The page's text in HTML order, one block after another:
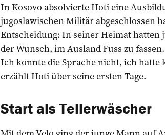
In Kosovo absolvierte Hoti eine
jugoslawischen Militär abgeschlossen
Entscheidung: In seiner Heimat
der Wunsch, im Ausland Fuss zu
Ich konnte die Sprache nicht, ich hatte
erzählt Hoti über seine ersten Tage.
Start als Tellerwäscher